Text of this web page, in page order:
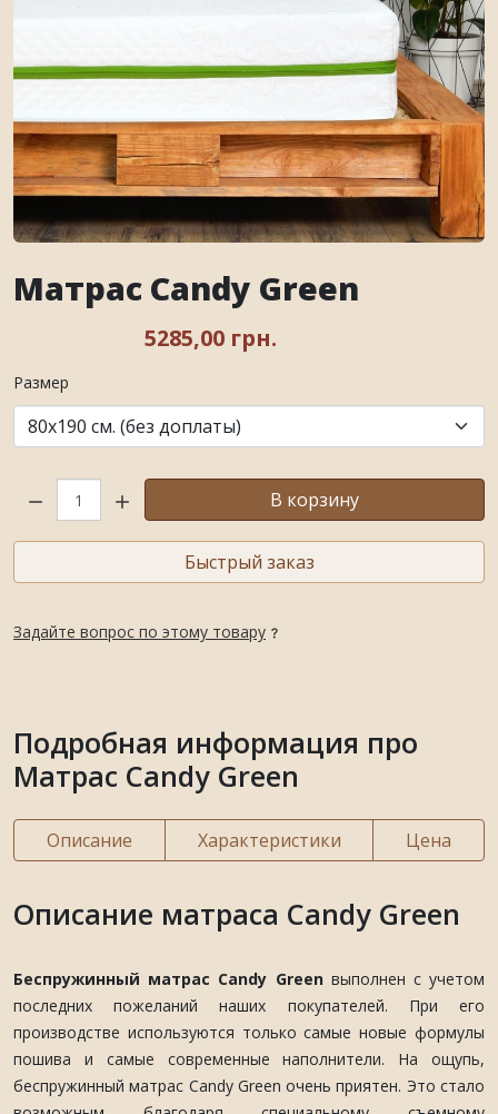
Матрас Candy Green
5285,00 грн.
Размер
В корзину
Быстрый заказ
Задайте вопрос по этому товару
Подробная информация про
Матрас Candy Green
Описание Характеристики Цена
Описание матраса Candy Green
Беспружинный матрас Candy Greenвыполнен с учетом
последних пожеланий наших покупателей. При его
производстве используются только самые новые формулы
пошива и самые современные наполнители. На ощупь,
беспружинный матрас Candy Green очень приятен. Это стало